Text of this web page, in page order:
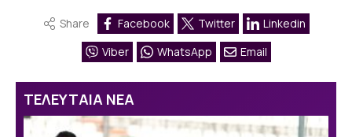
Share Facebook Twitter
Linkedin
Viber
WhatsApp Email
ΤΕΛΕΥΤΑΙΑ ΝΕΑ